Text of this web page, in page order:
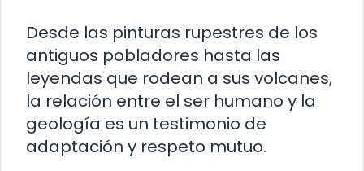
Desde las pinturas rupestres de los
antiguos pobladores hasta las
leyendas que rodean a sus volcanes,
la relación entre el ser humano y la
geología es un testimonio de
adaptación y respeto mutuo.